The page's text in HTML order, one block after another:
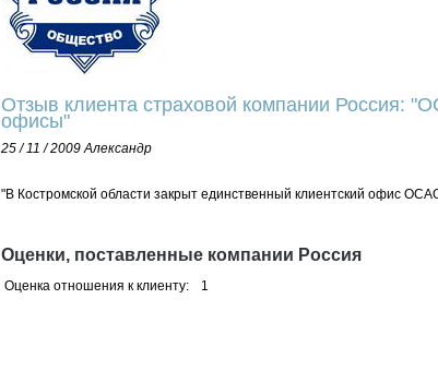
Отзыв клиента страховой компании Россия:
офисы"
25 / 11 / 2009Александр
"В Костромской области закрыт единственный клиентский офис
Оценки, поставленные компании Россия
Оценка отношения к клиенту: 1